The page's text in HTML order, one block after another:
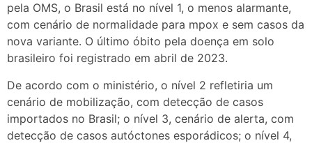
pela OMS, o Brasil está no nível 1, o menos alarmante,
com cenário de normalidade para mpox e sem casos da
nova variante. O último óbito pela doença em solo
brasileiro foi registrado em abril de 2023.
De acordo com o ministério, o nível 2 refletiria um
cenário de mobilização, com detecção de casos
importados no Brasil; o nível 3, cenário de alerta, com
detecção de casos autóctones esporádicos; o nível 4,